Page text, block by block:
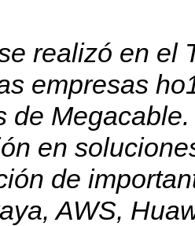
realizó en el
empresas
de
en
de
AWS,